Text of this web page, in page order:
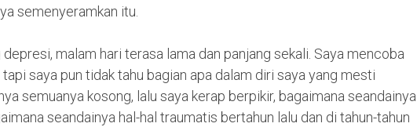
semenyeramkan itu.
malam hari terasa lama dan panjang sekali. Saya mencoba
saya pun tidak tahu bagian apa dalam diri saya yang mesti
semuanya kosong, lalu saya kerap berpikir, bagaimana seandainya
seandainya hal-hal traumatis bertahun lalu dan di tahun-tahun